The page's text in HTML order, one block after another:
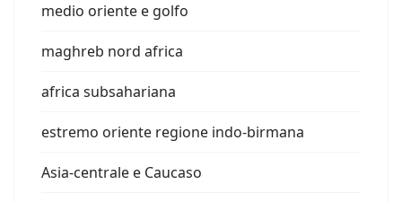
medio oriente e golfo
maghreb nord africa
africa subsahariana
estremo oriente regione indo-birmana
Asia-centrale e Caucaso